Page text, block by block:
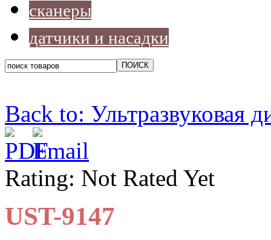
сканеры
датчики и насадки
Back to: Ультразвуковая
Rating: Not Rated Yet
UST-9147